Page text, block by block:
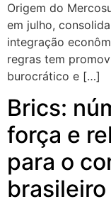
Origem do
em julho,
integração
regras tem
burocrático e […]
Brics:
força e
para o
brasileiro